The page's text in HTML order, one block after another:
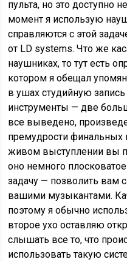
пульта, но это доступно
момент я использую
справляются с этой
от LD systems. Что же
наушниках, то тут есть
котором я обещал
в ушах студийную
инструменты — две
все выведено,
премудрости финальных
живом выступлении вы
оно немного
задачу — позволить вам
вашими музыкантами.
поэтому я обычно
второе ухо оставляю
слышать все то, что
использовать такую